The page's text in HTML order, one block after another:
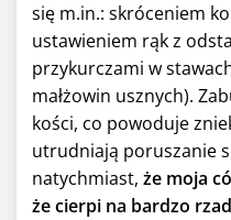
się m.in.: skróceniem
ustawieniem rąk z
przykurczami w
małżowin usznych).
kości, co powoduje
utrudniają poruszanie
natychmiast, że moja
że cierpi na bardzo